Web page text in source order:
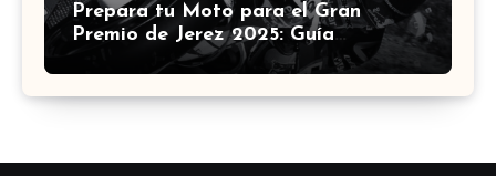
Prepara tu Moto para el Gran
Premio de Jerez 2025: Guía
Definitiva de Accesorios